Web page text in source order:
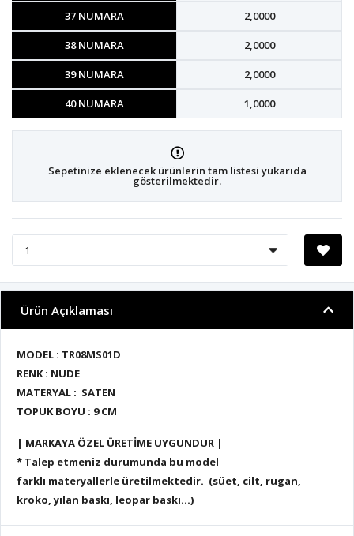
37 NUMARA 2,0000
38 NUMARA 2,0000
39 NUMARA 2,0000
40 NUMARA 1,0000
Sepetinize eklenecek ürünlerin tam listesi yukarıda
gösterilmektedir.
Ürün Açıklaması
MODEL : TR08MS01D
RENK : NUDE
MATERYAL : SATEN
TOPUK BOYU : 9 CM
| MARKAYA ÖZEL ÜRETİME UYGUNDUR |
* Talep etmeniz durumunda bu model
farklı materyallerle üretilmektedir. (süet, cilt, rugan,
kroko, yılan baskı, leopar baskı...)